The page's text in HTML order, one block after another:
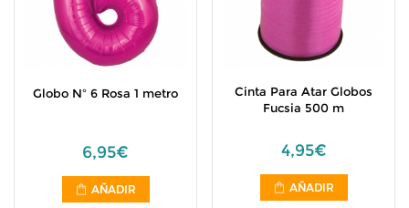
Globo Nº 6 Rosa 1 metro
6,95€
AÑADIR
Cinta Para Atar Globos
Fucsia 500 m
4,95€
AÑADIR